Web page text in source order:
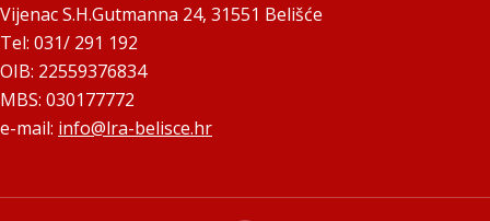
Vijenac S.H.Gutmanna 24, 31551 Belišće
Tel: 031/ 291 192
OIB: 22559376834
MBS: 030177772
e-mail: info@lra-belisce.hr